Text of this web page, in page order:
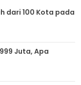
dari 100 Kota pada
Juta, Apa